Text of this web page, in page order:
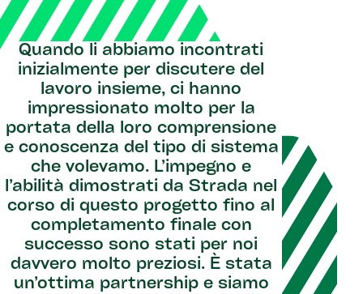
Quando li abbiamo incontrati
inizialmente per discutere del
lavoro insieme, ci hanno
impressionato molto per la
portata della loro comprensione
e conoscenza del tipo di sistema
che volevamo. L’impegno e
l’abilità dimostrati da Strada nel
corso di questo progetto fino al
completamento finale con
successo sono stati per noi
davvero molto preziosi. È stata
un’ottima partnership e siamo